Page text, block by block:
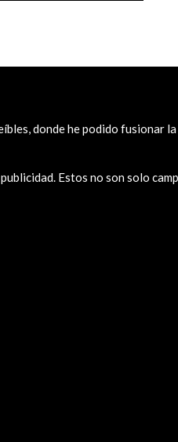
donde he podido fusionar
Estos no son solo